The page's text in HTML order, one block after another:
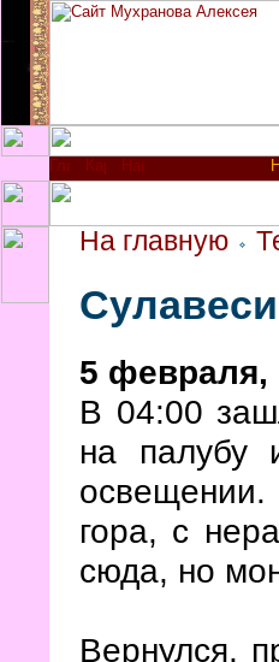
На главную
5 февраля,
В 04:00
на палубу
освещении.
гора, с
сюда, но
Вернулся,